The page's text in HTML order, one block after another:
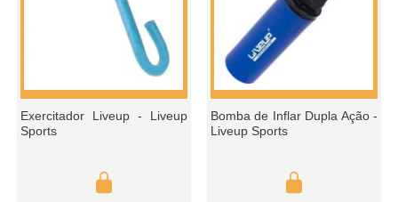
Exercitador Liveup - Liveup
Sports
Bomba de Inflar Dupla Ação -
Liveup Sports